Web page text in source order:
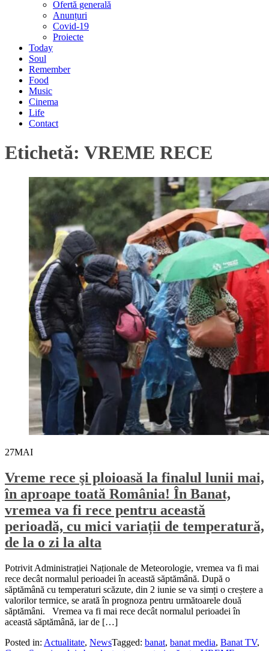
Ofertă generală
Anunțuri
Covid-19
Proiecte
Today
Soul
Remember
Food
Music
Cinema
Life
Contact
Etichetă: VREME RECE
27MAI
Vreme rece şi ploioasă la finalul lunii mai,
în aproape toată România! În Banat,
vremea va fi rece pentru această
perioadă, cu mici variații de temperatură,
de la o zi la alta
Potrivit Administrației Naționale de Meteorologie, vremea va fi mai
rece decât normalul perioadei în această săptămână. După o
săptămână cu temperaturi scăzute, din 2 iunie se va simți o creștere a
valorilor termice, se arată în prognoza pentru următoarele două
săptămâni. Vremea va fi mai rece decât normalul perioadei în
această săptămână, iar de […]
Posted in: Actualitate, NewsTagged: banat, banat media, Banat TV,